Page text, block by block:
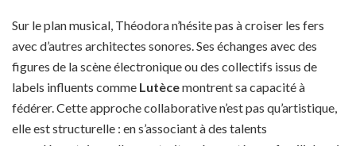
Sur le plan musical, Théodora n’hésite pas à croiser les fers
avec d’autres architectes sonores. Ses échanges avec des
figures de la scène électronique ou des collectifs issus de
labels influents comme Lutècemontrent sa capacité à
fédérer. Cette approche collaborative n’est pas qu’artistique,
elle est structurelle : en s’associant à des talents